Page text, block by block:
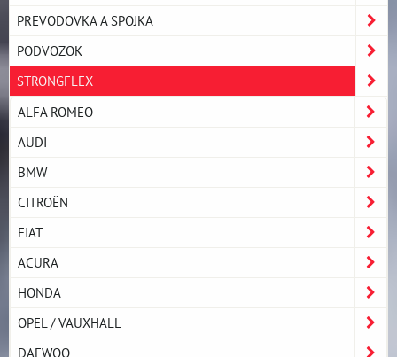
PREVODOVKA A SPOJKA
PODVOZOK
STRONGFLEX
ALFA ROMEO
AUDI
BMW
CITROËN
FIAT
ACURA
HONDA
OPEL / VAUXHALL
DAEWOO